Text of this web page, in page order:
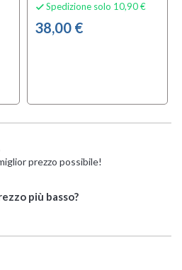
 Spedizione solo 10,90 €
38,00 €
prezzo possibile!
più basso?